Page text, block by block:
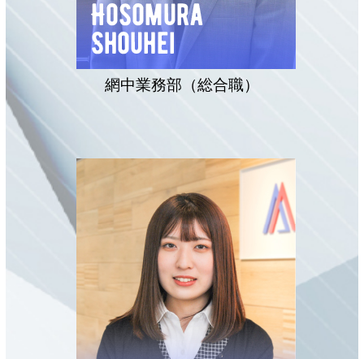
網中業務部（総合職）